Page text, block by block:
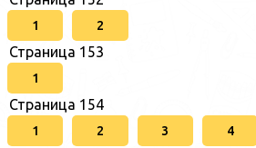
1 2
Страница 153
1
Страница 154
1 2 3 4